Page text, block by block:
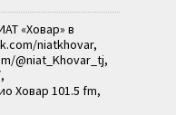
«Ховар» в
niatkhovar,
@niat_Khovar_tj,
Ховар 101.5 fm,